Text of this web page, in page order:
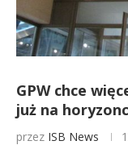
GPW chce
już na
przez ISB News